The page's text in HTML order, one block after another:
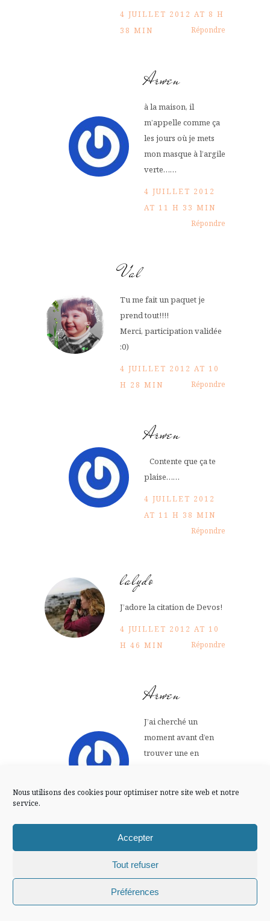
Nous utilisons des cookies pour optimiser notre site web et notre
service.
Accepter
Tout refuser
Préférences
4 JUILLET 2012 AT 8 H
38 MIN
Répondre
Arwen
à la maison, il
m’appelle comme ça
les jours où je mets
mon masque à l’argile
verte……
4 JUILLET 2012
AT 11 H 33 MIN
Répondre
Val
Tu me fait un paquet je
prend tout!!!!
Merci, participation validée
:0)
4 JUILLET 2012 AT 10
H 28 MIN
Répondre
Arwen
Contente que ça te
plaise……
4 JUILLET 2012
AT 11 H 38 MIN
Répondre
lalydo
J’adore la citation de Devos!
4 JUILLET 2012 AT 10
H 46 MIN
Répondre
Arwen
J’ai cherché un
moment avant d’en
trouver une en
AT 11 H 42 MIN
L'épice
Suivre sur Instagram
Mentions légales Confidentialité